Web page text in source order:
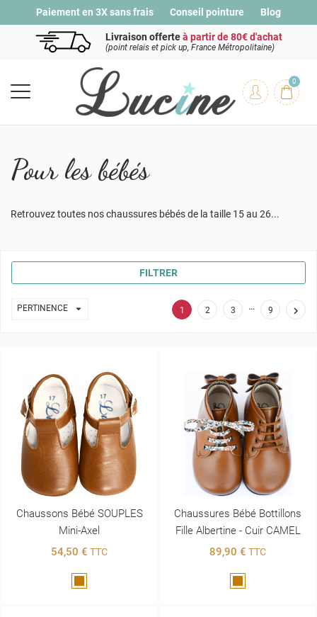
Paiement en 3X sans frais Conseil pointure Blog
Livraison offerteà partir de 80€ d'achat
(point relais et pick up, France Métropolitaine)
0
Pour les bébés
Retrouvez toutes nos chaussures bébés de la taille 15 au 26...
FILTRER
PERTINENCE  1 2 3 … 9 
Chaussons Bébé SOUPLES
Mini-Axel
54,50 € TTC
Chaussures Bébé Bottillons
Fille Albertine - Cuir CAMEL
89,90 € TTC